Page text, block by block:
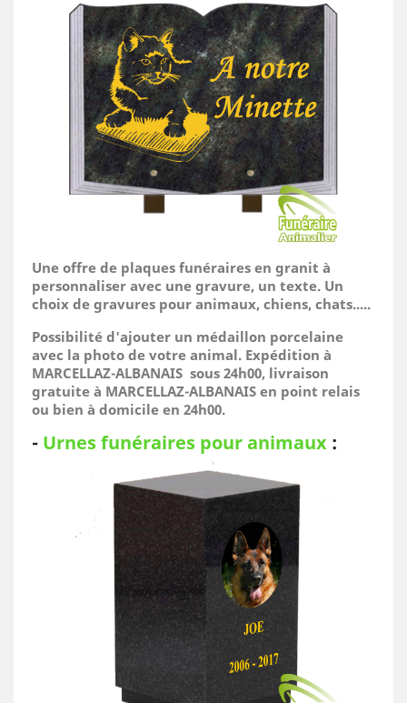
Une offre de plaques funéraires en granit à
personnaliser avec une gravure, un texte. Un
choix de gravures pour animaux, chiens, chats.....
Possibilité d'ajouter un médaillon porcelaine
avec la photo de votre animal. Expédition à
MARCELLAZ-ALBANAIS sous 24h00, livraison
gratuite à MARCELLAZ-ALBANAIS en point relais
ou bien à domicile en 24h00.
- Urnes funéraires pour animaux :